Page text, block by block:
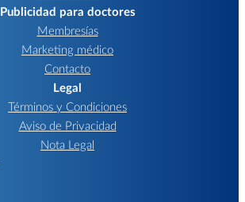
Publicidad para doctores
Membresías
Marketing médico
Contacto
Legal
Términos y Condiciones
Aviso de Privacidad
Nota Legal